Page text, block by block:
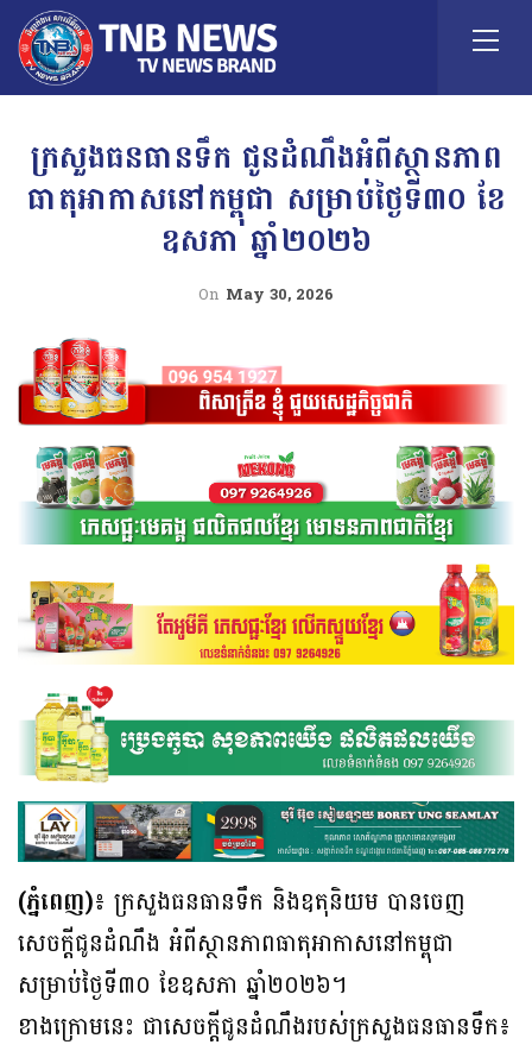
ក្រសួងធនធានទឹក ជូនដំណឹងអំពីស្ថានភាព
ធាតុអាកាសនៅកម្ពុជា សម្រាប់ថ្ងៃទី៣០ ខែ
ឧសភា ឆ្នាំ២០២៦
On May 30, 2026
(ភ្នំពេញ)៖ ក្រសួងធនធានទឹក និងឧតុនិយម បានចេញ
សេចក្តីជូនដំណឹង អំពីស្ថានភាពធាតុអាកាសនៅកម្ពុជា
សម្រាប់ថ្ងៃទី៣០ ខែឧសភា ឆ្នាំ២០២៦។
ខាងក្រោមនេះ ជាសេចក្តីជូនដំណឹងរបស់ក្រសួងធនធានទឹក៖